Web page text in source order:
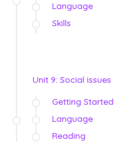
Language
Skills
Unit 9: Social issues
Getting Started
Language
Reading